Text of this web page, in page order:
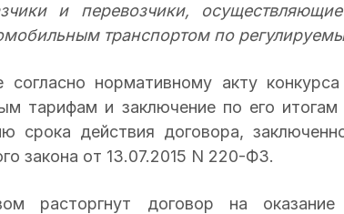
и перевозчики,
транспортом по
согласно нормативному акту
тарифам и заключение по его итогам
срока действия договора,
закона от 13.07.2015 N 220-ФЗ.
расторгнут договор на оказание